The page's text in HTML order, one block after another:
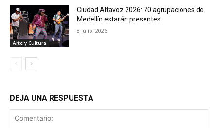
Arte y Cultura
Ciudad Altavoz 2026: 70 agrupaciones de
Medellín estarán presentes
8 julio, 2026
DEJA UNA RESPUESTA